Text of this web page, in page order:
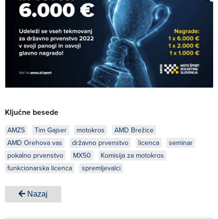
Ključne besede
AMZS Tim Gajser motokros
AMD Brežice
AMD Orehova vas
državno prvenstvo licenca
seminar
pokalno prvenstvo
MX50
Komisija za motokros
funkcionarska licenca
spremljevalci
Nazaj